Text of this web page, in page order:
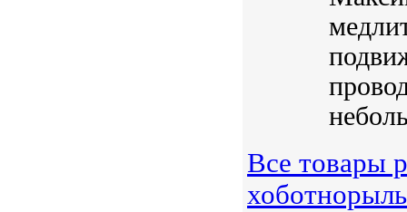
Все товары